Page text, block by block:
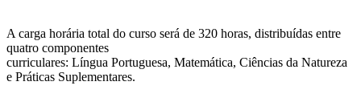
A carga horária total do curso será de 320 horas, distribuídas entre
quatro componentes
curriculares: Língua Portuguesa, Matemática, Ciências da Natureza
e Práticas Suplementares.